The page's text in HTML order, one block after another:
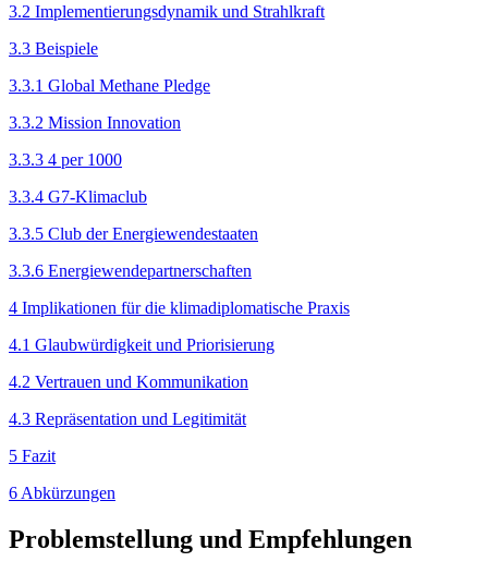
3.2 Implementierungsdynamik und Strahlkraft
3.3 Beispiele
3.3.1 Global Methane Pledge
3.3.2 Mission Innovation
3.3.3 4 per 1000
3.3.4 G7-Klimaclub
3.3.5 Club der Energiewendestaaten
3.3.6 Energiewendepartnerschaften
4 Implikationen für die klimadiplomatische Praxis
4.1 Glaubwürdigkeit und Priorisierung
4.2 Vertrauen und Kommunikation
4.3 Repräsentation und Legitimität
5 Fazit
6 Abkürzungen
Problemstellung und Empfehlungen